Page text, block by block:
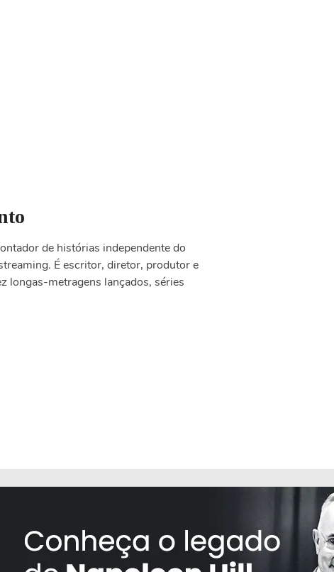
de histórias independente do
É escritor, diretor, produtor e
longas-metragens lançados, séries